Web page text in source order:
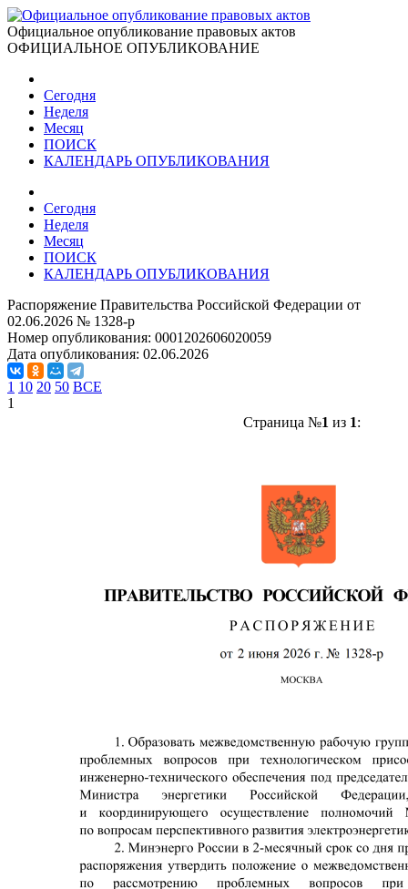
Официальное опубликование правовых актов
ОФИЦИАЛЬНОЕ ОПУБЛИКОВАНИЕ
Сегодня
Неделя
Месяц
ПОИСК
КАЛЕНДАРЬ ОПУБЛИКОВАНИЯ
Сегодня
Неделя
Месяц
ПОИСК
КАЛЕНДАРЬ ОПУБЛИКОВАНИЯ
Распоряжение Правительства Российской Федерации от
02.06.2026 № 1328-р
Номер опубликования: 0001202606020059
Дата опубликования: 02.06.2026
1 10 20 50 ВСЕ
1
Страница №1 из 1: